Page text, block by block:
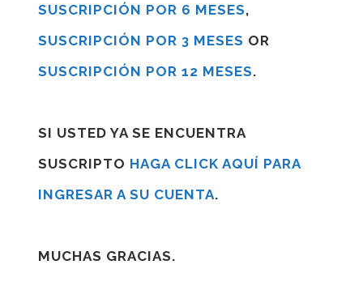
SUSCRIPCIÓN POR 6 MESES,
SUSCRIPCIÓN POR 3 MESES OR
SUSCRIPCIÓN POR 12 MESES.
SI USTED YA SE ENCUENTRA
SUSCRIPTO HAGA CLICK AQUÍ PARA
INGRESAR A SU CUENTA.
MUCHAS GRACIAS.